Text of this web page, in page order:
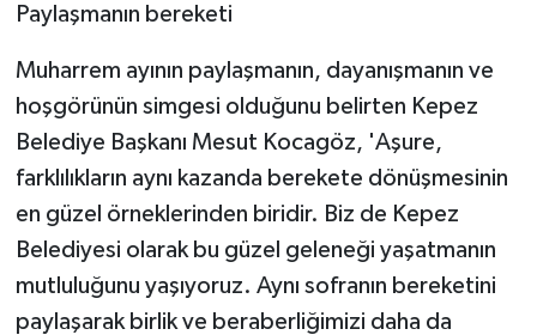
Paylaşmanın bereketi
Muharrem ayının paylaşmanın, dayanışmanın ve
hoşgörünün simgesi olduğunu belirten Kepez
Belediye Başkanı Mesut Kocagöz, 'Aşure,
farklılıkların aynı kazanda berekete dönüşmesinin
en güzel örneklerinden biridir. Biz de Kepez
Belediyesi olarak bu güzel geleneği yaşatmanın
mutluluğunu yaşıyoruz. Aynı sofranın bereketini
paylaşarak birlik ve beraberliğimizi daha da
TEKNOLOJİ
Turizm
ÜLKE GÜNDEMİ
YAŞAM